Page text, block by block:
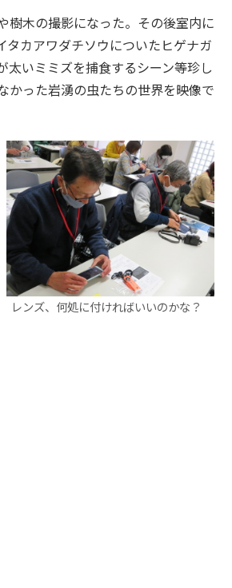
樹木の撮影になった。その後室内に
カアワダチソウについたヒゲナガ
いミミズを捕食するシーン等珍し
かった岩湧の虫たちの世界を映像で
レンズ、何処に付ければいいのかな？